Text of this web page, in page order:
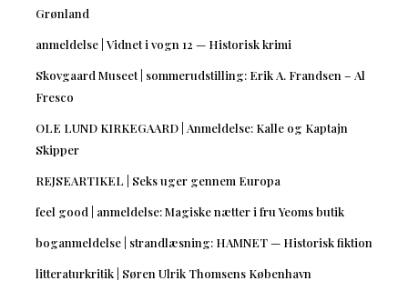
Grønland
anmeldelse | Vidnet i vogn 12 — Historisk krimi
Skovgaard Museet | sommerudstilling: Erik A. Frandsen – Al
Fresco
OLE LUND KIRKEGAARD | Anmeldelse: Kalle og Kaptajn
Skipper
REJSEARTIKEL | Seks uger gennem Europa
feel good | anmeldelse: Magiske nætter i fru Yeoms butik
boganmeldelse | strandlæsning: HAMNET — Historisk fiktion
litteraturkritik | Søren Ulrik Thomsens København